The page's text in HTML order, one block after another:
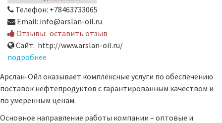
Телефон: +78463733065
Email: info@arslan-oil.ru
Отзывы: оставить отзыв
Сайт: http://www.arslan-oil.ru/
подробнее
Арслан-Ойл оказывает комплексные услуги по обеспечению
поставок нефтепродуктов с гарантированным качеством и
по умеренным ценам.
Основное направление работы компании – оптовые и